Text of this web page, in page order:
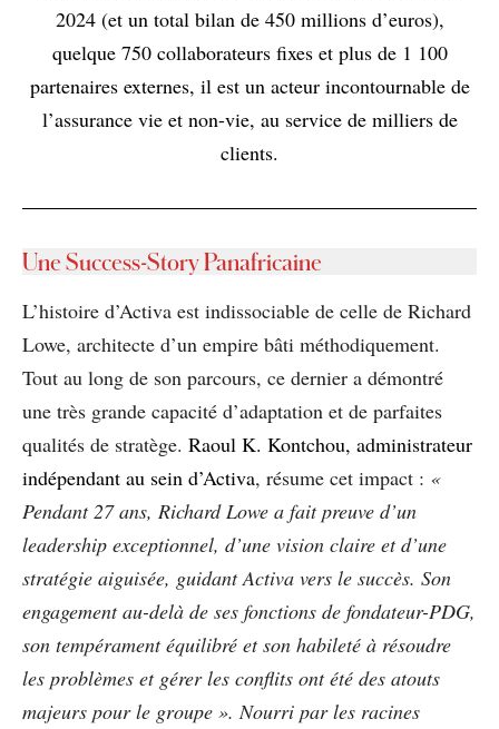
2024 (et un total bilan de 450 millions d’euros),
quelque 750 collaborateurs fixes et plus de 1 100
partenaires externes, il est un acteur incontournable de
l’assurance vie et non-vie, au service de milliers de
clients.
Une Success-Story Panafricaine
L’histoire d’Activa est indissociable de celle de Richard
Lowe, architecte d’un empire bâti méthodiquement.
Tout au long de son parcours, ce dernier a démontré
une très grande capacité d’adaptation et de parfaites
qualités de stratège. Raoul K. Kontchou, administrateur
indépendant au sein d’Activa, résume cet impact : «
Pendant 27 ans, Richard Lowe a fait preuve d’un
leadership exceptionnel, d’une vision claire et d’une
stratégie aiguisée, guidant Activa vers le succès. Son
engagement au-delà de ses fonctions de fondateur-PDG,
son tempérament équilibré et son habileté à résoudre
les problèmes et gérer les conflits ont été des atouts
majeurs pour le groupe ». Nourri par les racines